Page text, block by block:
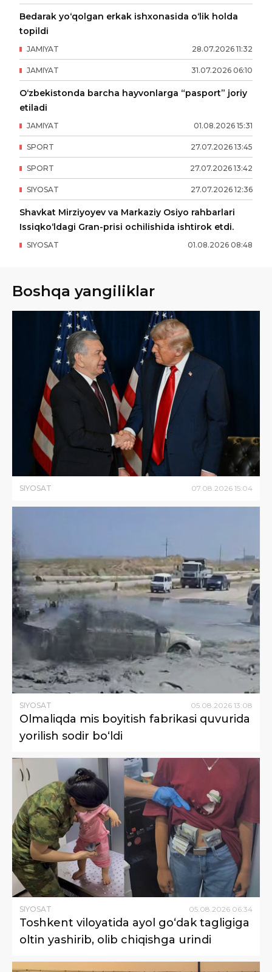
Bedarak yo‘qolgan erkak ishxonasida o‘lik holda
topildi
28.07.2026 11:32
JAMIYAT
31.07.2026 06:10
JAMIYAT
O‘zbekistonda barcha hayvonlarga “pasport” joriy
etiladi
01.08.2026 15:31
JAMIYAT
27.07.2026 13:45
SPORT
27.07.2026 13:42
SPORT
27.07.2026 12:36
SIYOSAT
Shavkat Mirziyoyev va Markaziy Osiyo rahbarlari
Issiqko‘ldagi Gran-prisi ochilishida ishtirok etdi.
01.08.2026 08:48
SIYOSAT
Boshqa yangiliklar
SIYOSAT 07 08 2026 15:04
SIYOSAT 05 08 2026 13:08
Olmaliqda mis boyitish fabrikasi quvurida
yorilish sodir bo‘ldi
SIYOSAT 05.08.2026 06:34
Toshkent viloyatida ayol go‘dak tagligiga
oltin yashirib, olib chiqishga urindi